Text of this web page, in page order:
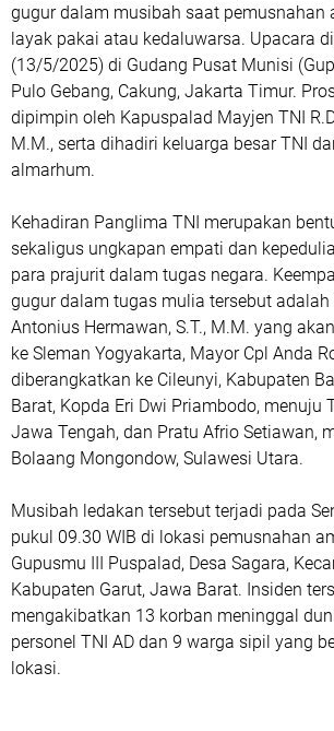
gugur dalam musibah saat pemusnahan
layak pakai atau kedaluwarsa. Upacara
(13/5/2025) di Gudang Pusat Munisi
Pulo Gebang, Cakung, Jakarta Timur.
dipimpin oleh Kapuspalad Mayjen TNI
M.M., serta dihadiri keluarga besar TNI
almarhum.
Kehadiran Panglima TNI merupakan
sekaligus ungkapan empati dan
para prajurit dalam tugas negara.
gugur dalam tugas mulia tersebut adalah
Antonius Hermawan, S.T., M.M. yang
ke Sleman Yogyakarta, Mayor Cpl Anda
diberangkatkan ke Cileunyi, Kabupaten
Barat, Kopda Eri Dwi Priambodo, menuju
Jawa Tengah, dan Pratu Afrio Setiawan,
Bolaang Mongondow, Sulawesi Utara.
Musibah ledakan tersebut terjadi pada
pukul 09.30 WIB di lokasi pemusnahan
Gupusmu III Puspalad, Desa Sagara,
Kabupaten Garut, Jawa Barat. Insiden
mengakibatkan 13 korban meninggal
personel TNI AD dan 9 warga sipil yang
lokasi.